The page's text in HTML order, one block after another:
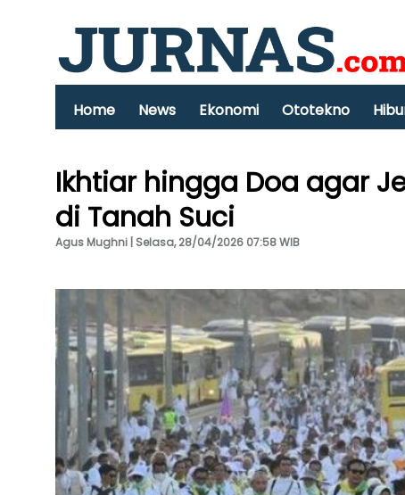
Home News Ekonomi Ototekno
Ikhtiar hingga Doa agar
di Tanah Suci
Agus Mughni | Selasa, 28/04/2026 07:58 WIB